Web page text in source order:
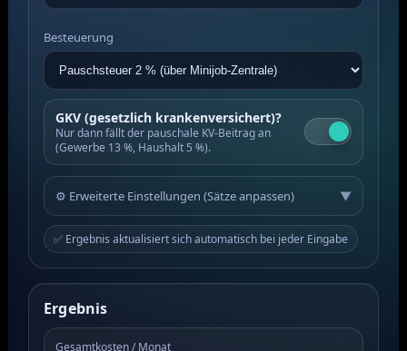
Besteuerung
GKV (gesetzlich krankenversichert)?
Nur dann fällt der pauschale KV-Beitrag an
(Gewerbe 13 %, Haushalt 5 %).
⚙️ Erweiterte Einstellungen (Sätze anpassen) ▼
✅ Ergebnis aktualisiert sich automatisch bei jeder Eingabe
Ergebnis
Gesamtkosten / Monat